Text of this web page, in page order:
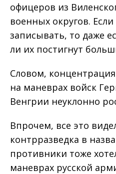
офицеров из
военных округов.
записывать, то даже
ли их постигнут
Словом,
на маневрах войск
Венгрии неуклонно
Впрочем, все это
контрразведка в
противники тоже
маневрах русской